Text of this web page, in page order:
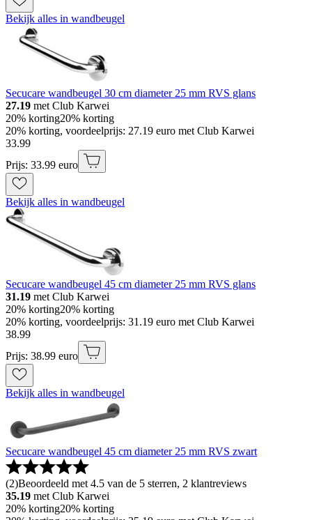
Bekijk alles in wandbeugel
Secucare wandbeugel 30 cm diameter 25 mm RVS glans
27.19 met Club Karwei
20% korting20% korting
20% korting, voordeelprijs: 27.19 euro met Club Karwei
33.99
Prijs: 33.99 euro
Bekijk alles in wandbeugel
Secucare wandbeugel 45 cm diameter 25 mm RVS glans
31.19 met Club Karwei
20% korting20% korting
20% korting, voordeelprijs: 31.19 euro met Club Karwei
38.99
Prijs: 38.99 euro
Bekijk alles in wandbeugel
Secucare wandbeugel 45 cm diameter 25 mm RVS zwart
(2)Beoordeeld met 4.5 van de 5 sterren, 2 klantreviews
35.19 met Club Karwei
20% korting20% korting